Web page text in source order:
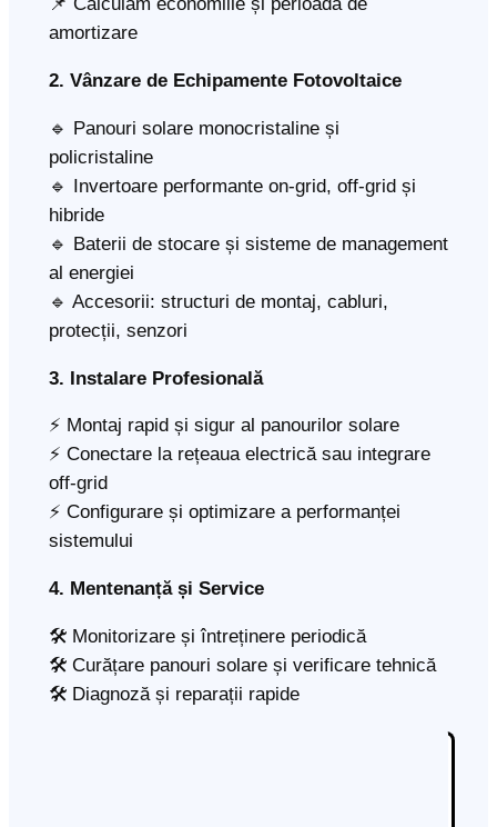
amortizare
2. Vânzare de Echipamente Fotovoltaice
🔹 Panouri solare monocristaline și
policristaline
🔹 Invertoare performante on-grid, off-grid și
hibride
🔹 Baterii de stocare și sisteme de management
al energiei
🔹 Accesorii: structuri de montaj, cabluri,
protecții, senzori
3. Instalare Profesională
⚡ Montaj rapid și sigur al panourilor solare
⚡ Conectare la rețeaua electrică sau integrare
off-grid
⚡ Configurare și optimizare a performanței
sistemului
4. Mentenanță și Service
🛠️ Monitorizare și întreținere periodică
🛠️ Curățare panouri solare și verificare tehnică
🛠️ Diagnoză și reparații rapide